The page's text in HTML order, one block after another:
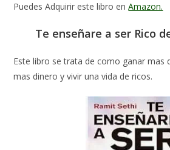
Puedes Adquirir este libro enAmazon.
Te enseñare a ser Rico
Este libro se trata de como ganar mas
mas dinero y vivir una vida de ricos.